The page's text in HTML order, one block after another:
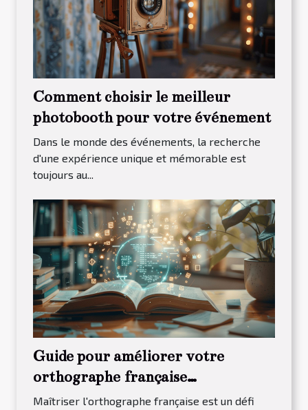
Comment choisir le meilleur
photobooth pour votre événement
Dans le monde des événements, la recherche
d'une expérience unique et mémorable est
toujours au...
Guide pour améliorer votre
orthographe française
efficacement
Maîtriser l'orthographe française est un défi